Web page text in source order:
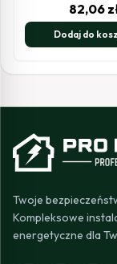
82,06
Dodaj do
Twoje
Kompleksowe
energetyczne dla